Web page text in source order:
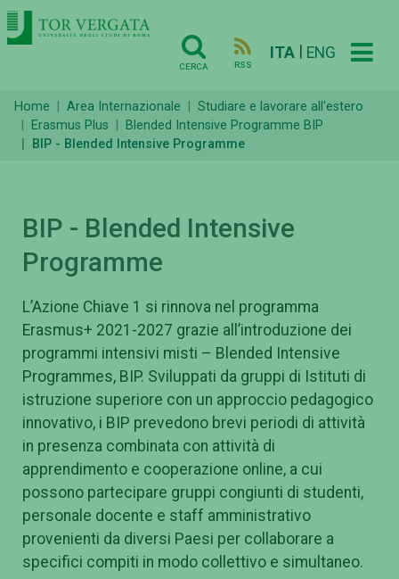
CERCA RSS
ITA ENG
Home Area Internazionale
Studiare e lavorare all'estero
Erasmus Plus
Blended Intensive Programme BIP
BIP - Blended Intensive Programme
BIP - Blended Intensive
Programme
L’Azione Chiave 1 si rinnova nel programma
Erasmus+ 2021-2027 grazie all’introduzione dei
programmi intensivi misti – Blended Intensive
Programmes, BIP. Sviluppati da gruppi di Istituti di
istruzione superiore con un approccio pedagogico
innovativo, i BIP prevedono brevi periodi di attività
in presenza combinata con attività di
apprendimento e cooperazione online, a cui
possono partecipare gruppi congiunti di studenti,
personale docente e staff amministrativo
provenienti da diversi Paesi per collaborare a
specifici compiti in modo collettivo e simultaneo.